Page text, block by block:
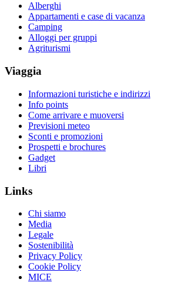
Alberghi
Appartamenti e case di vacanza
Camping
Alloggi per gruppi
Agriturismi
Viaggia
Informazioni turistiche e indirizzi
Info points
Come arrivare e muoversi
Previsioni meteo
Sconti e promozioni
Prospetti e brochures
Gadget
Libri
Links
Chi siamo
Media
Legale
Sostenibilità
Privacy Policy
Cookie Policy
MICE